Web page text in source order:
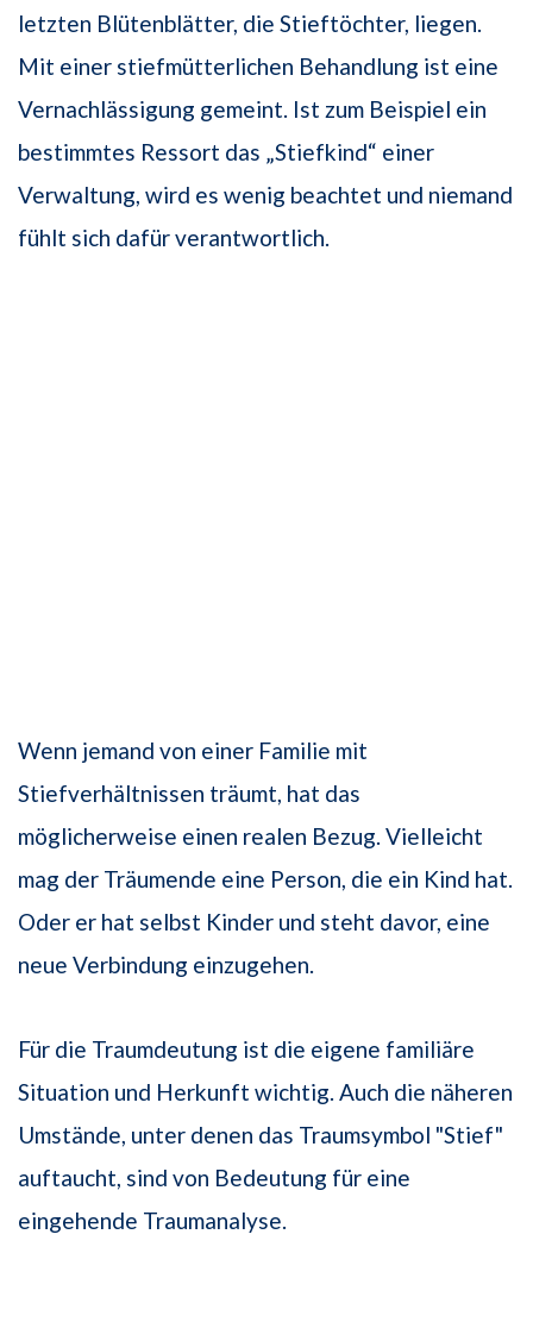
letzten Blütenblätter, die Stieftöchter, liegen.
Mit einer stiefmütterlichen Behandlung ist eine
Vernachlässigung gemeint. Ist zum Beispiel ein
bestimmtes Ressort das „Stiefkind“ einer
Verwaltung, wird es wenig beachtet und niemand
fühlt sich dafür verantwortlich.
Wenn jemand von einer Familie mit
Stiefverhältnissen träumt, hat das
möglicherweise einen realen Bezug. Vielleicht
mag der Träumende eine Person, die ein Kind hat.
Oder er hat selbst Kinder und steht davor, eine
neue Verbindung einzugehen.
Für die Traumdeutung ist die eigene familiäre
Situation und Herkunft wichtig. Auch die näheren
Umstände, unter denen das Traumsymbol "Stief"
auftaucht, sind von Bedeutung für eine
eingehende Traumanalyse.